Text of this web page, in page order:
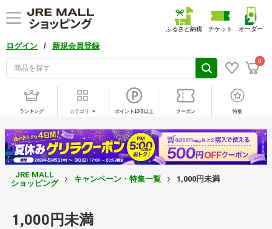
ログイン / 新規会員登録
0
ふるさと納税 チケット オーダー
ランキング カテゴリ ポイント10倍以上 クーポン 特集
JRE MALL
ショッピング
キャンペーン・特集一覧 1,000円未満
1,000円未満